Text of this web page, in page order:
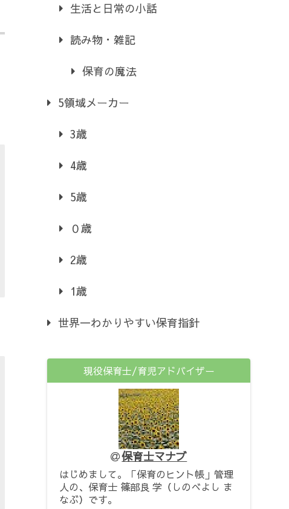
生活と日常の小話
読み物・雑記
保育の魔法
5領域メーカー
3歳
4歳
5歳
０歳
2歳
1歳
世界一わかりやすい保育指針
現役保育士/育児アドバイザー
保育士マナブ
はじめまして。「保育のヒント帳」管理
人の、保育士 篠部良 学（しのべよし ま
なぶ）です。